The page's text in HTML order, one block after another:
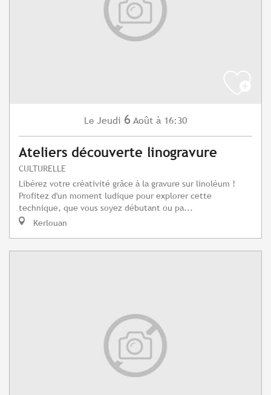
Le Jeudi 6 Août à 16:30
Ateliers découverte linogravure
CULTURELLE
Libérez votre créativité grâce à la gravure sur linoléum !
Profitez d'un moment ludique pour explorer cette
technique, que vous soyez débutant ou pa...
Kerlouan